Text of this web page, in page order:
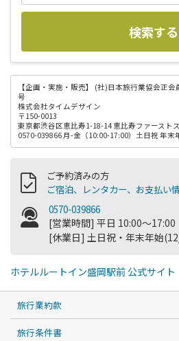
検索する
【企画・実施・販売】
(社)日本旅行業協会正会
号
株式会社タイムデザイン
〒150-0013
東京都渋谷区恵比寿1-18-14 恵比寿ファースト
0570-039866 月-金（10:00-17:00）土日祝 年
ご予約済みの方
ご宿泊、レンタカー、お支払い
0570-039866
[営業時間] 平日 10:00～17:00
[休業日] 土日祝・年末年始
ホテルルートイン盛岡駅前 公式サイト
旅行業約款
旅行条件書